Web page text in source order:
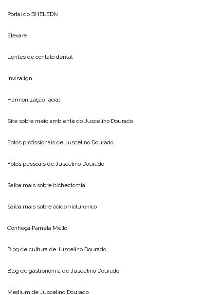
Portal do BHELEDN
Elevare
Lentes de contato dental
Invisalign
Harmonização facial
Site sobre meio ambiente do Juscelino Dourado
Fotos profissionais de Juscelino Dourado
Fotos pessoais de Juscelino Dourado
Saiba mais sobre bichectomia
Saiba mais sobre acido hialuronico
Conheça Pamela Mello
Blog de cultura de Juscelino Dourado
Blog de gastronomia de Juscelino Dourado
Medium de Juscelino Dourado